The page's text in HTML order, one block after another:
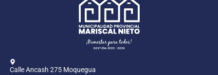
Calle Ancash 275 Moquegua